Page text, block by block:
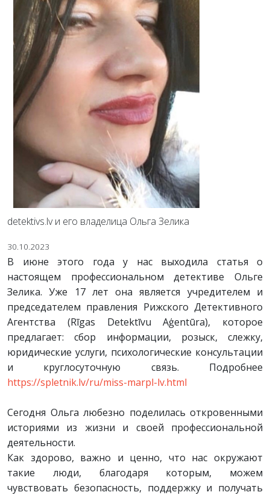
detektivs.lv и его владелица Ольга Зелика
30.10.2023
В июне этого года у нас выходила статья о
настоящем профессиональном детективе Ольге
Зелика. Уже 17 лет она является учредителем и
председателем правления Рижского Детективного
Агентства (Rīgas Detektīvu Aģentūra), которое
предлагает: сбор информации, розыск, слежку,
юридические услуги, психологические консультации
и круглосуточную связь. Подробнее
https://spletnik.lv/ru/miss-marpl-lv.html
Сегодня Ольга любезно поделилась откровенными
историями из жизни и своей профессиональной
деятельности.
Как здорово, важно и ценно, что нас окружают
такие люди, благодаря которым, можем
чувствовать безопасность, поддержку и получать